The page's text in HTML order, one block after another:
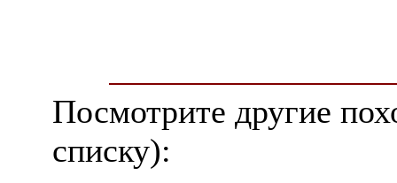
Посмотрите другие
списку):